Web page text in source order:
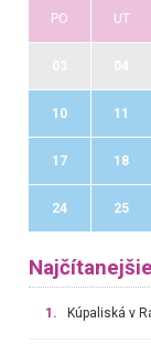
PO UT
10 11
17 18
24 25
Najčítanejšie
1. Kúpaliská v